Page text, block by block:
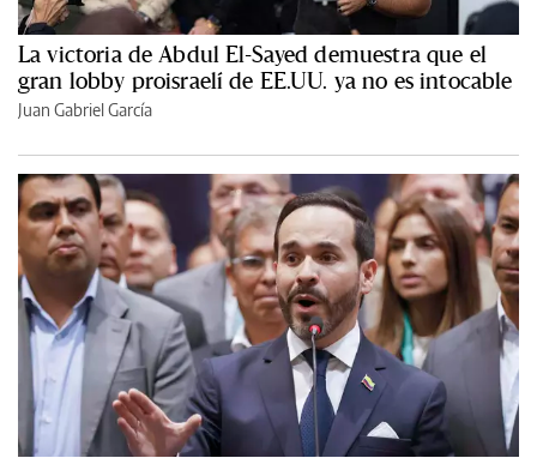
La victoria de Abdul El-Sayed demuestra que el
gran lobby proisraelí de EE.UU. ya no es intocable
Juan Gabriel García